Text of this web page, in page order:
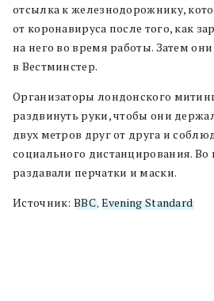
отсылка к железнодорожнику,
от коронавируса после того, как
на него во время работы. Затем
в Вестминстер.
Организаторы лондонского
раздвинуть руки, чтобы они
двух метров друг от друга и
социального дистанцирования.
раздавали перчатки и маски.
Источник: BBC, Evening Standard